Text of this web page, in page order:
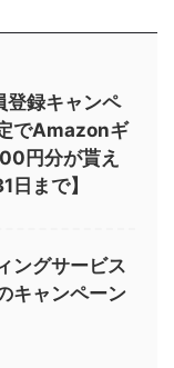
登録キャンペ
でAmazonギ
円分が貰え
まで】
ングサービス
キャンペーン